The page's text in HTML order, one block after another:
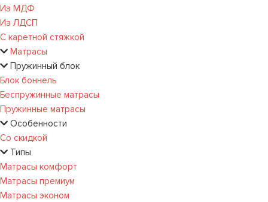
Из МДФ
Из ЛДСП
С каретной стяжкой
Матрасы
Пружинный блок
Блок боннель
Беспружинные матрасы
Пружинные матрасы
Особенности
Со скидкой
Типы
Матрасы комфорт
Матрасы премиум
Матрасы эконом